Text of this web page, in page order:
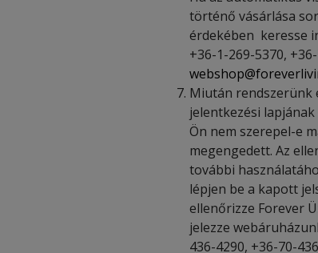
történő vásárlása
érdekében keresse
+36-1-269-5370,
Miután rendszerünk
jelentkezési
Ön nem szerepel-e
megengedett. Az
további
lépjen be a kapott
ellenőrizze Forever
jelezze
436-4290, +36-70-